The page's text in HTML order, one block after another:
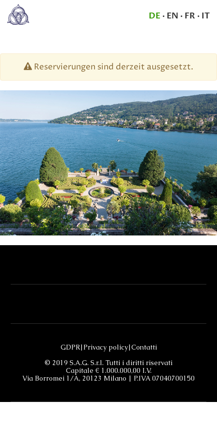
DE · EN · FR · IT
Reservierungen sind derzeit ausgesetzt.
GDPR| Privacy policy|Contatti
© 2019 S.A.G. S.r.l. Tutti i diritti riservati
Capitale € 1.000.000,00 I.V.
Via Borromei 1/A, 20123 Milano | P.IVA 07040700150